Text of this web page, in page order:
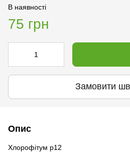
В наявності
75 грн
Замовити
Опис
Хлорофітум р12